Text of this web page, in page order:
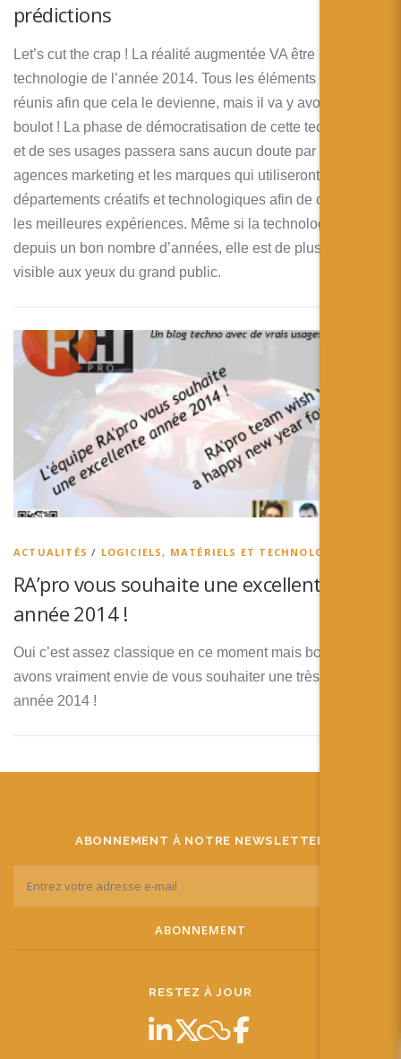
prédictions
Let’s cut the crap ! La réalité augmentée VA être la
technologie de l’année 2014. Tous les éléments sont
réunis afin que cela le devienne, mais il va y avoir du
boulot ! La phase de démocratisation de cette technologie
et de ses usages passera sans aucun doute par les
agences marketing et les marques qui utiliseront leurs
départements créatifs et technologiques afin de concevoir
les meilleures expériences. Même si la technologie existe
depuis un bon nombre d’années, elle est de plus en plus
visible aux yeux du grand public.
ACTUALITÉS / LOGICIELS, MATÉRIELS ET TECHNOLOGIES
RA’pro vous souhaite une excellente
année 2014 !
Oui c’est assez classique en ce moment mais bon, nous
avons vraiment envie de vous souhaiter une très belle
année 2014 !
ABONNEMENT À NOTRE NEWSLETTER
RESTEZ À JOUR